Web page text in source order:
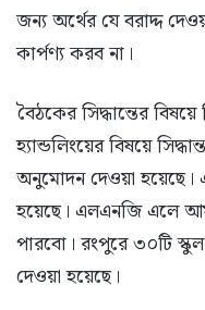
জন্য অর্থের যে বরাদ্দ
কার্পণ্য করব না।
বৈঠকের সিদ্ধান্তের
হ্যান্ডলিংয়ের বিষয়ে
অনুমোদন দেওয়া হয়েছে।
হয়েছে। এলএনজি এলে
পারবো। রংপুরে ৩০টি
দেওয়া হয়েছে।